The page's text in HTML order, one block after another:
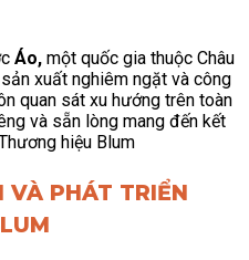
Áo, một quốc gia thuộc Châu
xuất nghiêm ngặt và công
quan sát xu hướng trên toàn
và sẵn lòng mang đến kết
VÀ PHÁT TRIỂN